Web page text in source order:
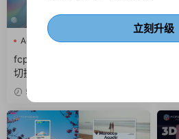
Ai fcpx LOGO fcpx片头
fcpx插件 AI企业品牌标志介绍
切换背景LOGO动画片头
5天前
Ai
立刻升级